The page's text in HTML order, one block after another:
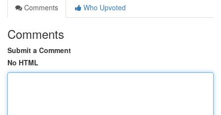
Comments
Who Upvoted
Comments
Submit a Comment
No HTML